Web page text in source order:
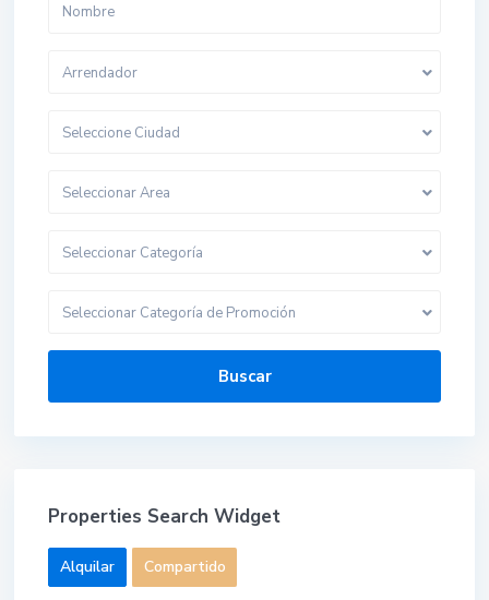
Arrendador
Seleccione Ciudad
Seleccionar Area
Seleccionar Categoría
Seleccionar Categoría de Promoción
Buscar
Properties Search Widget
Alquilar Compartido